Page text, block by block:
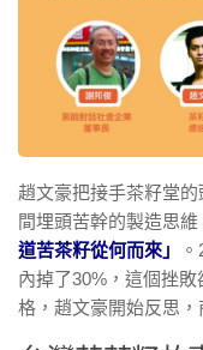
趙文豪把接手茶籽堂
間埋頭苦幹的製造思維
道苦茶籽從何而來」
內掉了30%，這個挫
格，趙文豪開始反思